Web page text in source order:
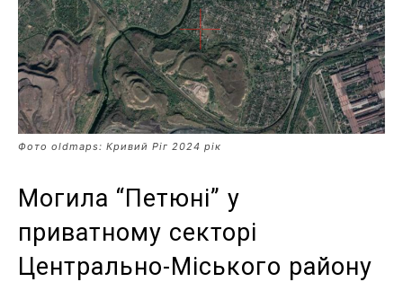
Фото oldmaps: Кривий Ріг 2024 рік
Могила “Петюні” у
приватному секторі
Центрально-Міського району